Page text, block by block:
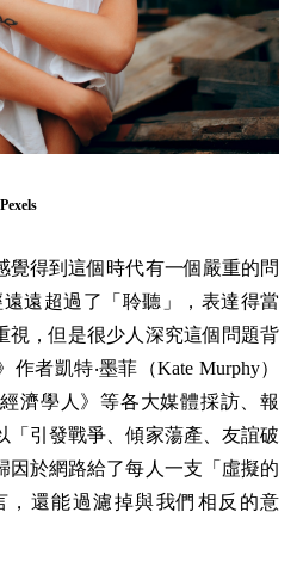
Pexels
覺得到這個時代有一個嚴重的問
遠超過了「聆聽」，表達得當
視，但是很少人深究這個問題背
者凱特‧墨菲（Kate Murphy）
濟學人》等各大媒體採訪、報
「引發戰爭、傾家蕩產、友誼破
因於網路給了每人一支「虛擬的
，還能過濾掉與我們相反的意